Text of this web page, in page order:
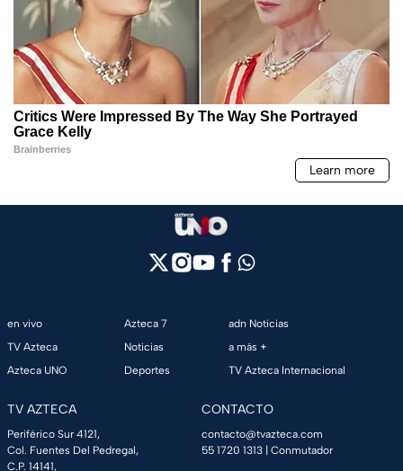
en vivo
TV Azteca
Azteca UNO
Azteca 7
Noticias
Deportes
adn Noticias
a más +
TV Azteca Internacional
TV AZTECA
Periférico Sur 4121,
Col. Fuentes Del Pedregal,
C.P. 14141,
CONTACTO
contacto@tvazteca.com
55 1720 1313 | Conmutador